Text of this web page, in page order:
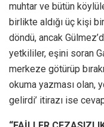
muhtar ve bütün
birlikte aldığı üç kişi
döndü, ancak
yetkililer, eşini soran
merkeze götürüp
okuma yazması olan,
gelirdi’ itirazı ise